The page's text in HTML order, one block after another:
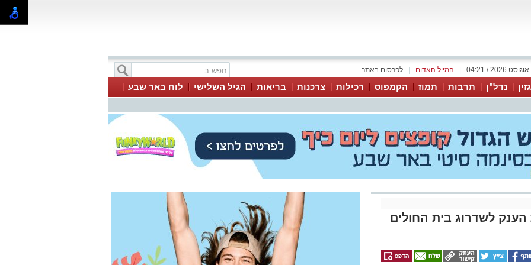
לפרסום באתר המייל האדום
נדל"ן תרבות תמוז הקמפוס רכילות צרכנות בריאות הגיל השלישי
לוח באר שבע
לשדרוג בית החולים